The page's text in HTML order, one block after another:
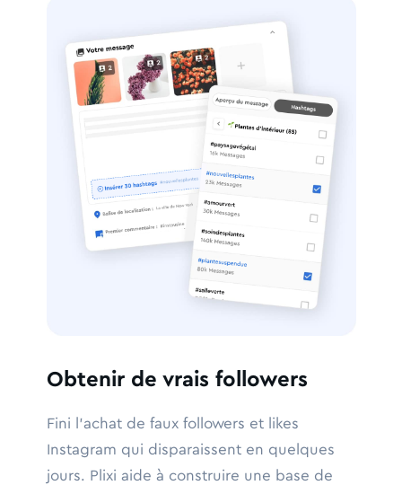
Obtenir de vrais followers
Fini l'achat de faux followers et likes
Instagram qui disparaissent en quelques
jours. Plixi aide à construire une base de